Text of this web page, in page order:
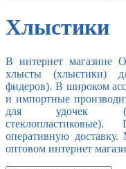
Хлыстики
В интернет магазине
хлысты (хлыстики)
фидеров). В широком
и импортные
для удочек
оперативную
оптовом интернет